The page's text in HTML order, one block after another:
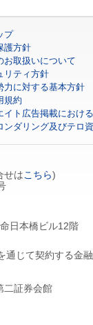
プ
護方針
お取扱いについて
リティ方針
力に対する基本方針
規約
イト広告掲載におけ
ンダリング及びテロ
せは こちら)
日本橋ビル12階
通じて契約する金融
証券会館